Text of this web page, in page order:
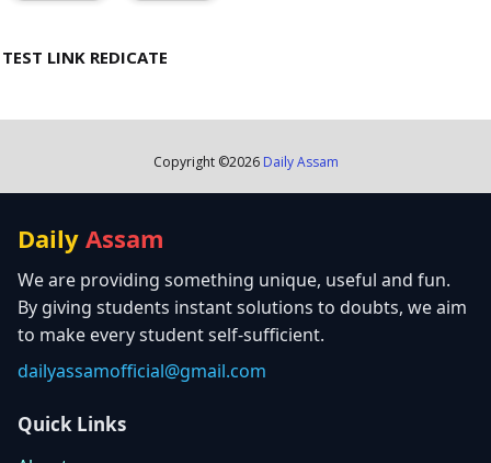
TEST LINK REDICATE
Copyright ©2026 Daily Assam
Daily Assam
We are providing something unique, useful and fun.
By giving students instant solutions to doubts, we aim
to make every student self-sufficient.
dailyassamofficial@gmail.com
Quick Links